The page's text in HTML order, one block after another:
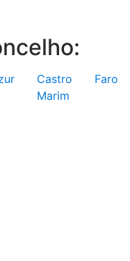
Castro
Marim
Faro